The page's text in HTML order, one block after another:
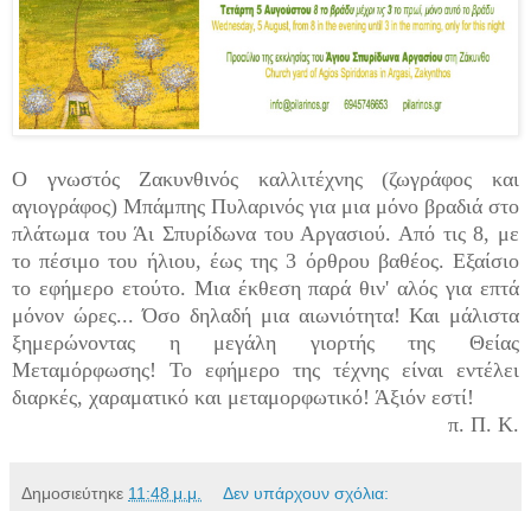
Ο γνωστός Ζακυνθινός καλλιτέχνης (ζωγράφος και
αγιογράφος) Μπάμπης Πυλαρινός για μια μόνο βραδιά στο
πλάτωμα του Άι Σπυρίδωνα του Αργασιού. Από τις 8, με
το πέσιμο του ήλιου, έως της 3 όρθρου βαθέος. Εξαίσιο
το εφήμερο ετούτο. Μια έκθεση παρά θιν' αλός για επτά
μόνον ώρες... Όσο δηλαδή μια αιωνιότητα! Και μάλιστα
ξημερώνοντας η μεγάλη γιορτής της Θείας
Μεταμόρφωσης! Το εφήμερο της τέχνης είναι εντέλει
διαρκές, χαραματικό και μεταμορφωτικό! Άξιόν εστί!
π. Π. Κ.
Δημοσιεύτηκε 11:48 μ.μ. Δεν υπάρχουν σχόλια: